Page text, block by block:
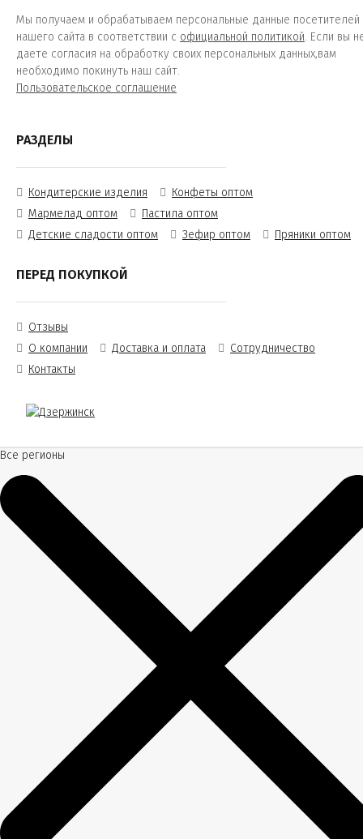
Мы получаем и обрабатываем персональные данные посетителей
нашего сайта в соответствии с официальной политикой. Если вы
даете согласия на обработку своих персональных данных,вам
необходимо покинуть наш сайт.
Пользовательское соглашение
РАЗДЕЛЫ
Кондитерские изделия
Конфеты оптом
Мармелад оптом
Пастила оптом
Детские сладости оптом
Зефир оптом Пряники оптом
ПЕРЕД ПОКУПКОЙ
Отзывы
О компании
Доставка и оплата
Сотрудничество
Контакты
Все регионы